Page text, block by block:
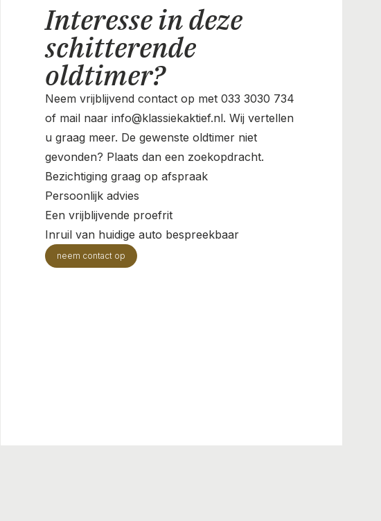
Interesse in deze
schitterende
oldtimer?
Neem vrijblijvend contact op met 033 3030 734
of mail naar info@klassiekaktief.nl. Wij vertellen
u graag meer. De gewenste oldtimer niet
gevonden? Plaats dan een zoekopdracht.
Bezichtiging graag op afspraak
Persoonlijk advies
Een vrijblijvende proefrit
Inruil van huidige auto bespreekbaar
neem contact op